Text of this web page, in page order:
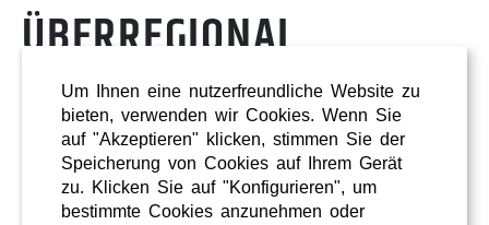
ÜBERREGIONAL
Um Ihnen eine nutzerfreundliche Website zu
bieten, verwenden wir Cookies. Wenn Sie
auf "Akzeptieren" klicken, stimmen Sie der
Speicherung von Cookies auf Ihrem Gerät
zu. Klicken Sie auf "Konfigurieren", um
bestimmte Cookies anzunehmen oder